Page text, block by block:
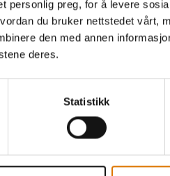
personlig preg, for å levere
du bruker nettstedet vårt,
den med annen
deres.
Statistikk